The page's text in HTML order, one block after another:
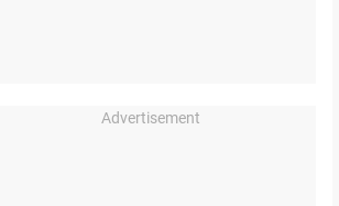
Advertisement